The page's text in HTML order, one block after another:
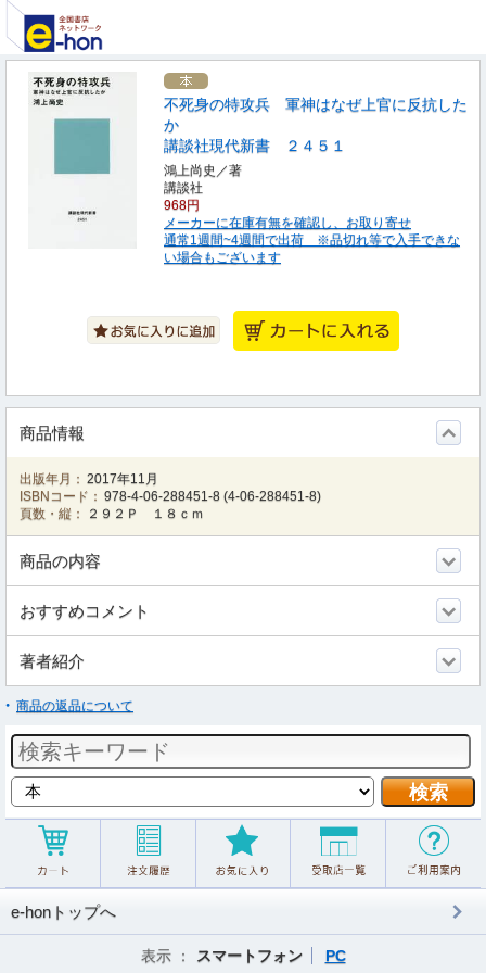
不死身の特攻兵 軍神はなぜ上官に反抗した
か
講談社現代新書 ２４５１
鴻上尚史／著
講談社
968円
メーカーに在庫有無を確認し、お取り寄せ
通常1週間~4週間で出荷 ※品切れ等で入手できな
い場合もございます
商品情報
出版年月： 2017年11月
ISBNコード： 978-4-06-288451-8 (4-06-288451-8)
頁数・縦：
２９２Ｐ １８ｃｍ
商品の内容
おすすめコメント
著者紹介
商品の返品について
e-honトップへ
表示 ： スマートフォン PC